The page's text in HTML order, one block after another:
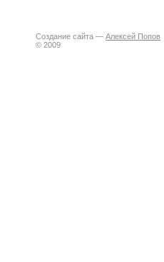
Создание сайта — Алексей Попов
© 2009